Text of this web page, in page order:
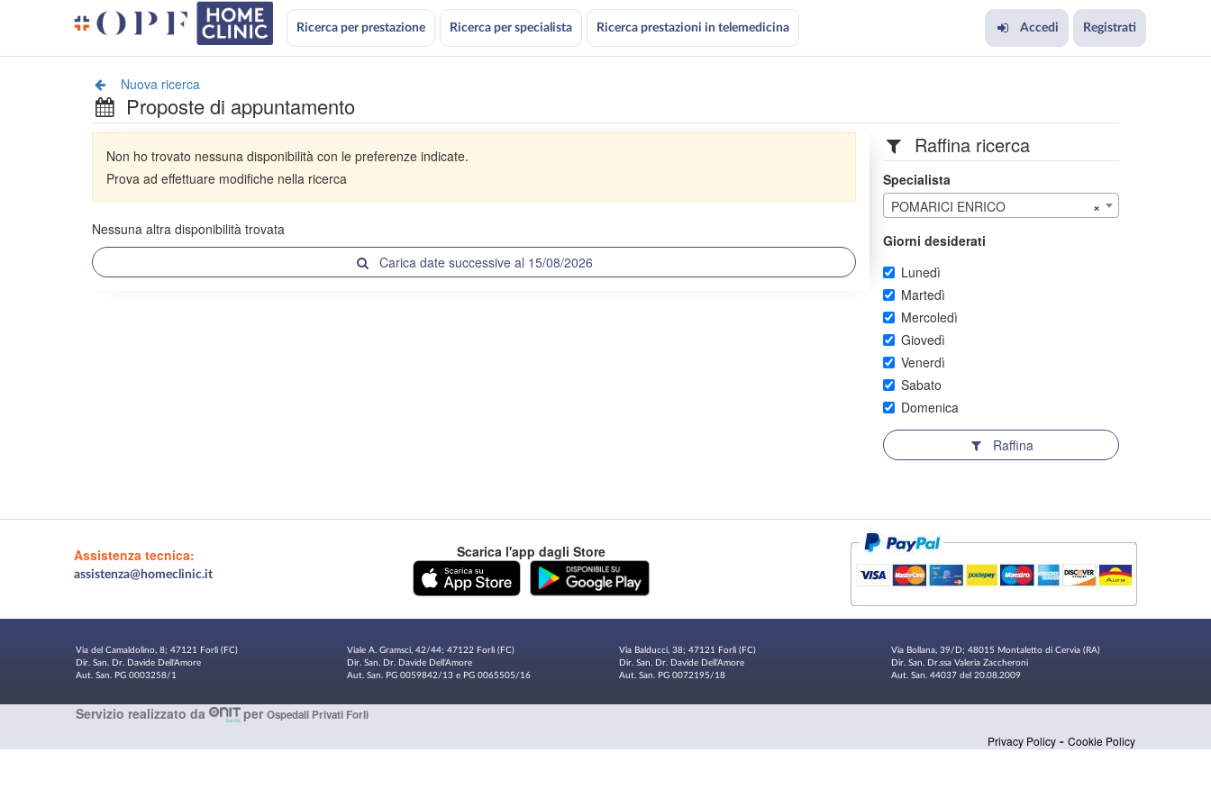
Ricerca per prestazione Ricerca per specialista Ricerca prestazioni in telemedicina Accedi Registrati
Nuova ricerca
Proposte di appuntamento
Non ho trovato nessuna disponibilità con le preferenze indicate.
Prova ad effettuare modifiche nella ricerca
Nessuna altra disponibilità trovata
Carica date successive al 15/08/2026
Raffina ricerca
Specialista
×
POMARICI ENRICO
Giorni desiderati
Lunedì
Martedì
Mercoledì
Giovedì
Venerdì
Sabato
Domenica
Raffina
Assistenza tecnica:
assistenza@homeclinic.it
Scarica l'app dagli Store
Via del Camaldolino, 8; 47121 Forlì (FC)
Dir. San. Dr. Davide Dell'Amore
Aut. San. PG 0003258/1
Viale A. Gramsci, 42/44; 47122 Forlì (FC)
Dir. San. Dr. Davide Dell'Amore
Aut. San. PG 0059842/13 e PG 0065505/16
Via Balducci, 38; 47121 Forlì (FC)
Dir. San. Dr. Davide Dell'Amore
Aut. San. PG 0072195/18
Via Bollana, 39/D; 48015 Montaletto di Cervia (RA)
Dir. San. Dr.ssa Valeria Zaccheroni
Aut. San. 44037 del 20.08.2009
Servizio realizzato da per Ospedali Privati Forlì
Privacy Policy -Cookie Policy